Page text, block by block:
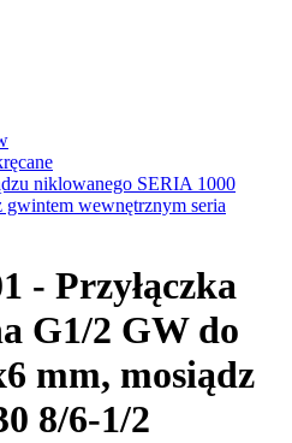
niklowanego SERIA 1000
gwintem wewnętrznym seria
- Przyłączka
G1/2 GW do
mm, mosiądz
8/6-1/2